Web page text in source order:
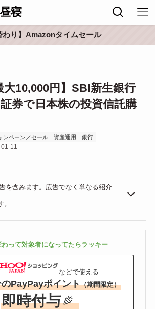
寝
わり】Amazonタイムセール
大10,000円】SBI新生銀行
券で日本株の投資信託購
ンペーン／セール 資産運用 銀行
11
を含みます。広告でなく単なる紹介
わって対象者になってたらラッキー
などで使える
PayPayポイント（期間限定）
即時付与